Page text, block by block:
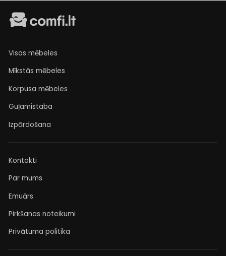
Visas mēbeles
Mīkstās mēbeles
Korpusa mēbeles
Guļamistaba
Izpārdošana
Kontakti
Par mums
Emuārs
Pirkšanas noteikumi
Privātuma politika